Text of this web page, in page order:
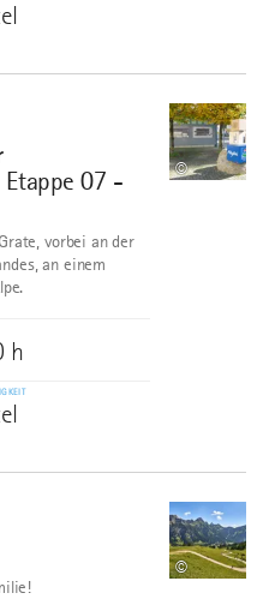
07 -
©
vorbei an der
an einem
h
©